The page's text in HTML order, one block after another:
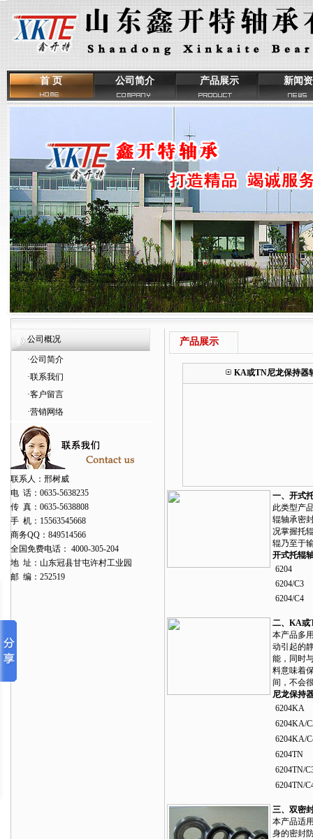
首 页 公司简介 产品展示 新闻
公司概况
·公司简介
·联系我们
·客户留言
·营销网络
联系人：邢树威
电 话：0635-5638235
传 真：0635-5638808
手 机：15563545668
商务QQ：849514566
全国免费电话： 4000-305-204
地 址：山东冠县甘屯许村工业园
邮 编：252519
产品展示
KA或TN尼龙保持器
一、开式
此类型产
辊轴承密
况掌握托
辊乃至于
开式托辊
6204
6204/C3
6204/C4
二、KA或
本产品多
动引起的
能，同时
料意味着
间，不会
尼龙保持
6204KA
6204KA/
6204KA/
6204TN
6204TN/
6204TN/
三、双密
本产品适
身的密封